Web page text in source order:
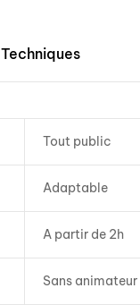
Tout public
Adaptable
A partir de 2h
Sans animateur